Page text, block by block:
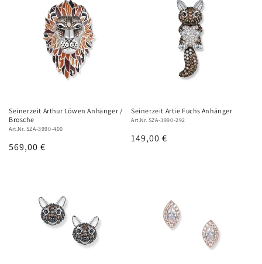
Seinerzeit Arthur Löwen Anhänger /
Brosche
Art.Nr. SZA-3990-400
Normaler
569,00 €
Seinerzeit Artie Fuchs Anhänger
Art.Nr. SZA-3990-292
Normaler
149,00 €